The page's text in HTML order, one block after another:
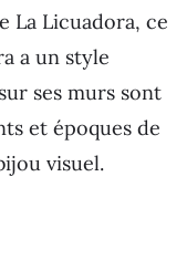
La Licuadora, ce
a un style
ses murs sont
et époques de
visuel.